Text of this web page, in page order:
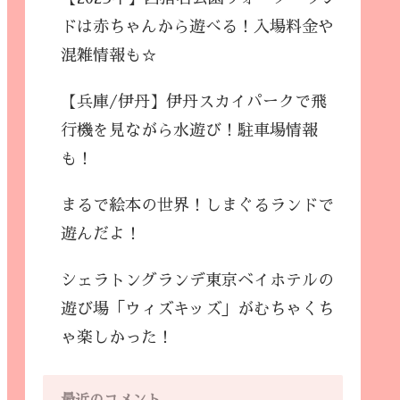
ドは赤ちゃんから遊べる！入場料金や
混雑情報も☆
【兵庫/伊丹】伊丹スカイパークで飛
行機を見ながら水遊び！駐車場情報
も！
まるで絵本の世界！しまぐるランドで
遊んだよ！
シェラトングランデ東京ベイホテルの
遊び場「ウィズキッズ」がむちゃくち
ゃ楽しかった！